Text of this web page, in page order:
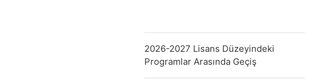
2026-2027 Lisans Düzeyindeki
Programlar Arasında Geçiş